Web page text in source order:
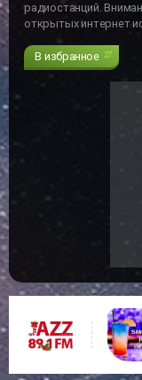
радиостанций.
открытых интернет
В избранное 27